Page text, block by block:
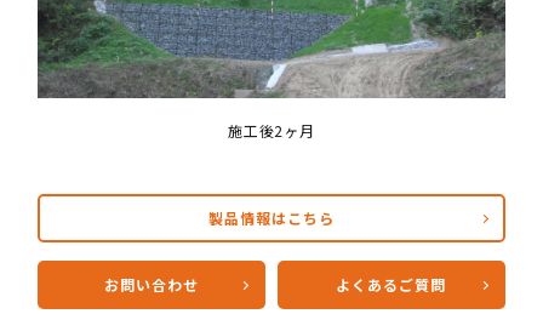
施工後2ヶ月
製品情報はこちら
お問い合わせ よくあるご質問